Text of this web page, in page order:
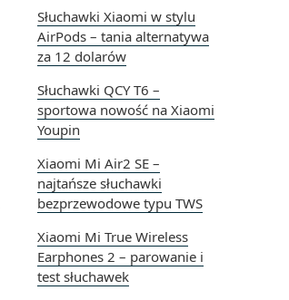
Słuchawki Xiaomi w stylu
AirPods – tania alternatywa
za 12 dolarów
Słuchawki QCY T6 –
sportowa nowość na Xiaomi
Youpin
Xiaomi Mi Air2 SE –
najtańsze słuchawki
bezprzewodowe typu TWS
Xiaomi Mi True Wireless
Earphones 2 – parowanie i
test słuchawek